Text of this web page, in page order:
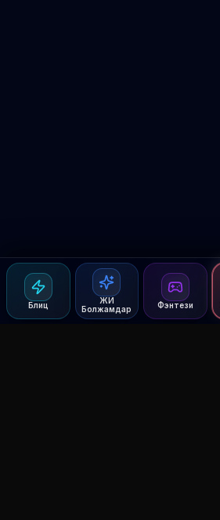
Блиц
ЖИ
Болжамдар
Фэнтези